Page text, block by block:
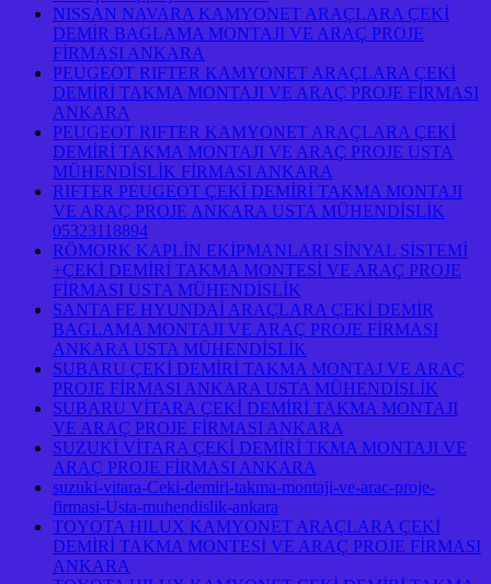
NISSAN NAVARA KAMYONET ARAÇLARA ÇEKİ
DEMİR BAGLAMA MONTAJI VE ARAÇ PROJE
FİRMASI ANKARA
PEUGEOT RIFTER KAMYONET ARAÇLARA ÇEKİ
DEMİRİ TAKMA MONTAJI VE ARAÇ PROJE FİRMASI
ANKARA
PEUGEOT RIFTER KAMYONET ARAÇLARA ÇEKİ
DEMİRİ TAKMA MONTAJI VE ARAÇ PROJE USTA
MÜHENDİSLİK FİRMASI ANKARA
RIFTER PEUGEOT ÇEKİ DEMİRİ TAKMA MONTAJI
VE ARAÇ PROJE ANKARA USTA MÜHENDİSLİK
05323118894
RÖMORK KAPLİN EKİPMANLARI SİNYAL SİSTEMİ
+ÇEKİ DEMİRİ TAKMA MONTESİ VE ARAÇ PROJE
FİRMASI USTA MÜHENDİSLİK
SANTA FE HYUNDAİ ARAÇLARA ÇEKİ DEMİR
BAGLAMA MONTAJI VE ARAÇ PROJE FİRMASI
ANKARA USTA MÜHENDİSLİK
SUBARU ÇEKİ DEMİRİ TAKMA MONTAJ VE ARAÇ
PROJE FİRMASI ANKARA USTA MÜHENDİSLİK
SUBARU VİTARA ÇEKİ DEMİRİ TAKMA MONTAJI
VE ARAÇ PROJE FİRMASI ANKARA
SUZUKİ VİTARA ÇEKİ DEMİRİ TKMA MONTAJI VE
ARAÇ PROJE FİRMASI ANKARA
suzuki-vitara-Ceki-demiri-takma-montaji-ve-arac-proje-
firmasi-Usta-muhendislik-ankara
TOYOTA HILUX KAMYONET ARAÇLARA ÇEKİ
DEMİRİ TAKMA MONTESİ VE ARAÇ PROJE FİRMASI
ANKARA